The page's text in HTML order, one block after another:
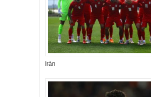
Irán